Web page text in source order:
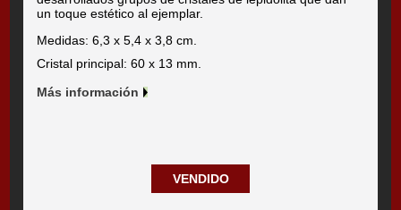
un toque estético al ejemplar.
Medidas: 6,3 x 5,4 x 3,8 cm.
Cristal principal: 60 x 13 mm.
Más información
VENDIDO